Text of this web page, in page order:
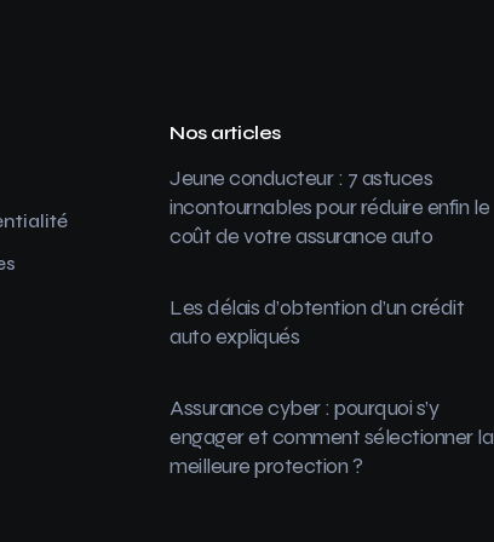
Nos articles
Jeune conducteur : 7 astuces
incontournables pour réduire enfin le
coût de votre assurance auto
Les délais d’obtention d’un crédit
auto expliqués
Assurance cyber : pourquoi s’y
engager et comment sélectionner la
meilleure protection ?